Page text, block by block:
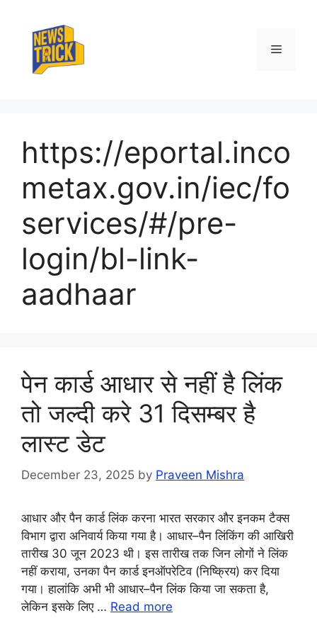
content
Menu
https://eportal.inco
metax.gov.in/iec/fo
services/#/pre-
login/bl-link-
aadhaar
पेन कार्ड आधार से नहीं है लिंक
तो जल्दी करे 31 दिसम्बर है
लास्ट डेट
December 23, 2025 by Praveen Mishra
आधार और पैन कार्ड लिंक करना भारत सरकार और इनकम टैक्स
विभाग द्वारा अनिवार्य किया गया है। आधार–पैन लिंकिंग की आखिरी
तारीख 30 जून 2023 थी। इस तारीख तक जिन लोगों ने लिंक
नहीं कराया, उनका पैन कार्ड इनऑपरेटिव (निष्क्रिय) कर दिया
गया। हालांकि अभी भी आधार–पैन लिंक किया जा सकता है,
लेकिन इसके लिए … Read more